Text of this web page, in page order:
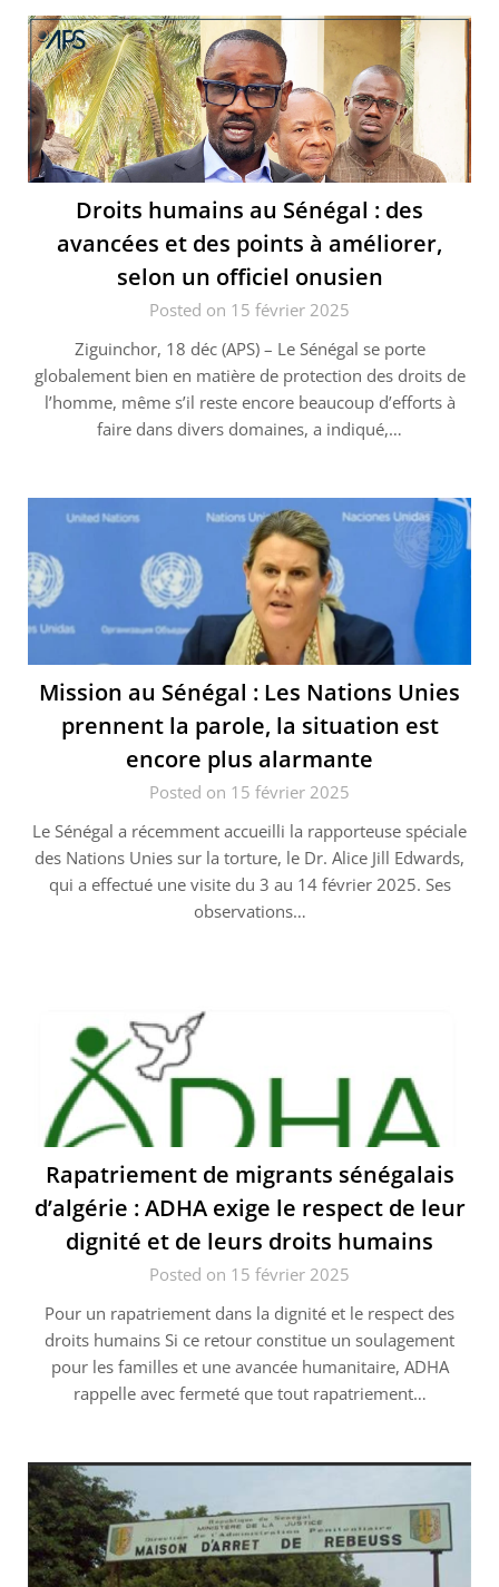
Droits humains au Sénégal : des
avancées et des points à améliorer,
selon un officiel onusien
Posted on 15 février 2025
Ziguinchor, 18 déc (APS) – Le Sénégal se porte
globalement bien en matière de protection des droits de
l’homme, même s’il reste encore beaucoup d’efforts à
faire dans divers domaines, a indiqué,…
Mission au Sénégal : Les Nations Unies
prennent la parole, la situation est
encore plus alarmante
Posted on 15 février 2025
Le Sénégal a récemment accueilli la rapporteuse spéciale
des Nations Unies sur la torture, le Dr. Alice Jill Edwards,
qui a effectué une visite du 3 au 14 février 2025. Ses
observations…
Rapatriement de migrants sénégalais
d’algérie : ADHA exige le respect de leur
dignité et de leurs droits humains
Posted on 15 février 2025
Pour un rapatriement dans la dignité et le respect des
droits humains Si ce retour constitue un soulagement
pour les familles et une avancée humanitaire, ADHA
rappelle avec fermeté que tout rapatriement…